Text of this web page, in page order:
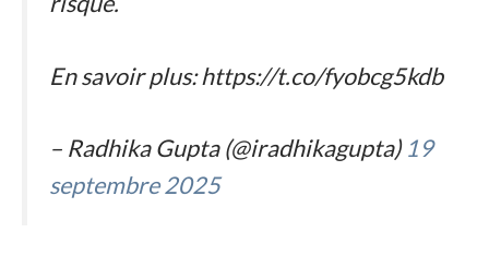
En savoir plus: https://t.co/fyobcg5kdb
– Radhika Gupta (@iradhikagupta)19
septembre 2025